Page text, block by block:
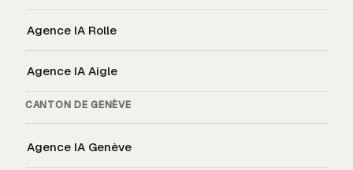
Agence IA Rolle
Agence IA Aigle
CANTON DEGENÈVE
Agence IA Genève